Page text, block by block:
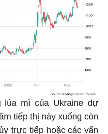
lúa mì của Ukraine dự
tiếp thị này xuống còn
trực tiếp hoặc các vấn